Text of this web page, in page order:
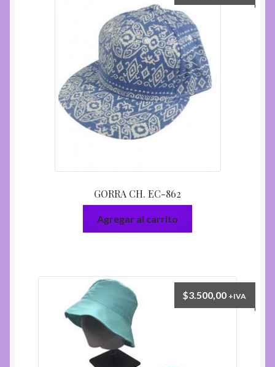
GORRA CH. EC-862
Agregar al carrito
$3.500,00 +IVA